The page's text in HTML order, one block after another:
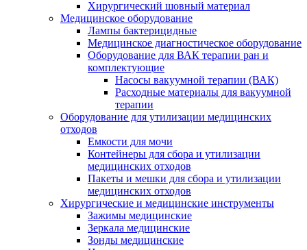
Хирургический шовный материал
Медицинское оборудование
Лампы бактерицидные
Медицинское диагностическое оборудование
Оборудование для ВАК терапии ран и
комплектующие
Насосы вакуумной терапии (ВАК)
Расходные материалы для вакуумной
терапии
Оборудование для утилизации медицинских
отходов
Емкости для мочи
Контейнеры для сбора и утилизации
медицинских отходов
Пакеты и мешки для сбора и утилизации
медицинских отходов
Хирургические и медицинские инструменты
Зажимы медицинские
Зеркала медицинские
Зонды медицинские